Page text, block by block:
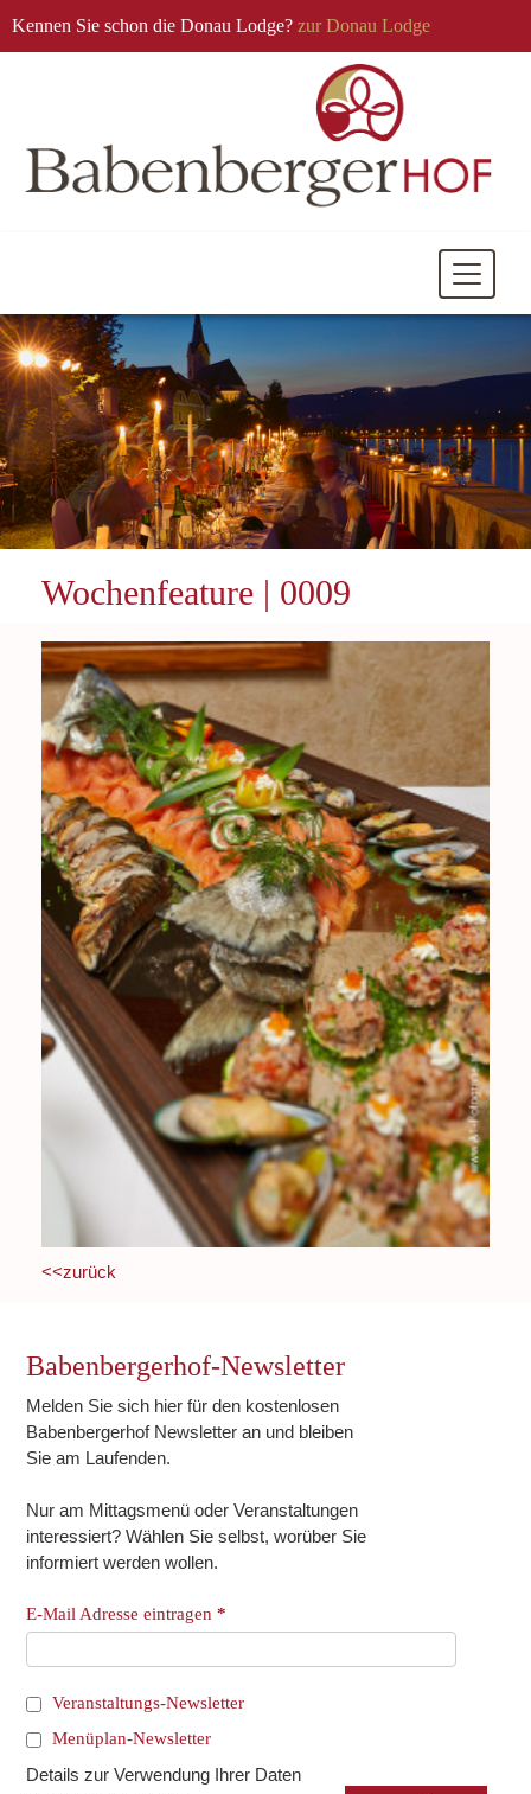
Kennen Sie schon die Donau Lodge? zur Donau Lodge
Mobile
Wochenfeature | 0009
<<zurück
Babenbergerhof-Newsletter
Melden Sie sich hier für den kostenlosen
Babenbergerhof Newsletter an und bleiben
Sie am Laufenden.
Nur am Mittagsmenü oder Veranstaltungen
interessiert? Wählen Sie selbst, worüber Sie
informiert werden wollen.
E-Mail Adresse eintragen*
Veranstaltungs-Newsletter
Menüplan-Newsletter
Details zur Verwendung Ihrer Daten